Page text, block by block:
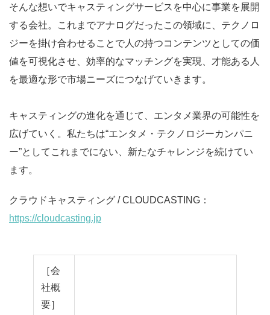
そんな想いでキャスティングサービスを中心に事業を展開
する会社。これまでアナログだったこの領域に、テクノロ
ジーを掛け合わせることで人の持つコンテンツとしての価
値を可視化させ、効率的なマッチングを実現、才能ある人
を最適な形で市場ニーズにつなげていきます。
キャスティングの進化を通じて、エンタメ業界の可能性を
広げていく。私たちは“エンタメ・テクノロジーカンパニ
ー”としてこれまでにない、新たなチャレンジを続けてい
ます。
クラウドキャスティング / CLOUDCASTING：
https://cloudcasting.jp
［会
社概
要］